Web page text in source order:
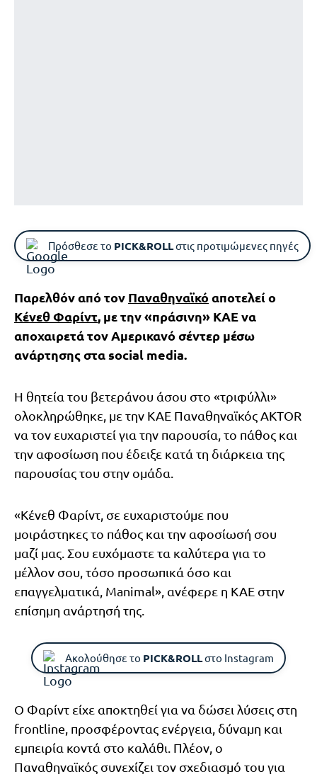
Πρόσθεσε το PICK&ROLLστις προτιμώμενες πηγές
Παρελθόν από τον Παναθηναϊκό αποτελεί ο
Κένεθ Φαρίντ, με την «πράσινη» ΚΑΕ να
αποχαιρετά τον Αμερικανό σέντερ μέσω
ανάρτησης στα social media.
Η θητεία του βετεράνου άσου στο «τριφύλλι»
ολοκληρώθηκε, με την ΚΑΕ Παναθηναϊκός AKTOR
να τον ευχαριστεί για την παρουσία, το πάθος και
την αφοσίωση που έδειξε κατά τη διάρκεια της
παρουσίας του στην ομάδα.
«Κένεθ Φαρίντ, σε ευχαριστούμε που
μοιράστηκες το πάθος και την αφοσίωσή σου
μαζί μας. Σου ευχόμαστε τα καλύτερα για το
μέλλον σου, τόσο προσωπικά όσο και
επαγγελματικά, Manimal», ανέφερε η ΚΑΕ στην
επίσημη ανάρτησή της.
Ακολούθησε το PICK&ROLLστο Instagram
Ο Φαρίντ είχε αποκτηθεί για να δώσει λύσεις στη
frontline, προσφέροντας ενέργεια, δύναμη και
εμπειρία κοντά στο καλάθι. Πλέον, ο
Παναθηναϊκός συνεχίζει τον σχεδιασμό του για